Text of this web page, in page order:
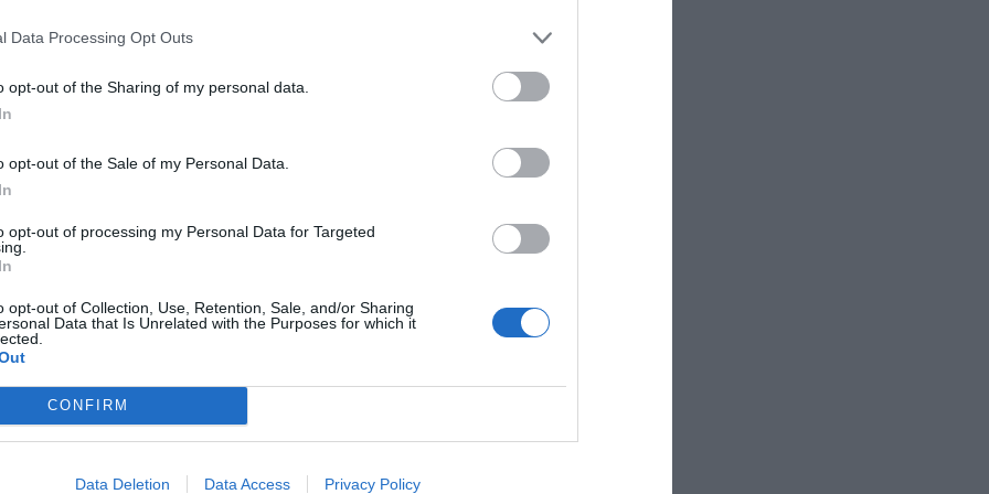
Data Processing Opt Outs
opt-out of the Sharing of my personal data.
opt-out of the Sale of my Personal Data.
opt-out of processing my Personal Data for Targeted
opt-out of Collection, Use, Retention, Sale, and/or Sharing
Data that Is Unrelated with the Purposes for which it
CONFIRM
Data Deletion Data Access Privacy Policy
13/12/2023
con aves rapaces
Mario Brandi utiliza la cetrería para educar a los más
la importancia de la conservación ambiental.
y las formas cambiantes de
venezolano sedujo a los grandes de la moda sin renunciar a
“Nada es para siempre”, diría en su última entrevista.